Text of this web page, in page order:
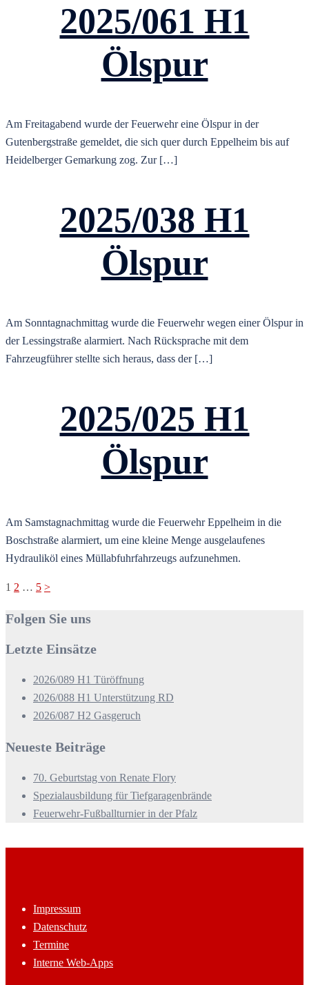
2025/061 H1
Ölspur
Am Freitagabend wurde der Feuerwehr eine Ölspur in der
Gutenbergstraße gemeldet, die sich quer durch Eppelheim bis auf
Heidelberger Gemarkung zog. Zur […]
2025/038 H1
Ölspur
Am Sonntagnachmittag wurde die Feuerwehr wegen einer Ölspur in
der Lessingstraße alarmiert. Nach Rücksprache mit dem
Fahrzeugführer stellte sich heraus, dass der […]
2025/025 H1
Ölspur
Am Samstagnachmittag wurde die Feuerwehr Eppelheim in die
Boschstraße alarmiert, um eine kleine Menge ausgelaufenes
Hydrauliköl eines Müllabfuhrfahrzeugs aufzunehmen.
Seitennummerierung
Beiträge
1 2 … 5 >
Folgen Sie uns
Letzte Einsätze
2026/089 H1 Türöffnung
2026/088 H1 Unterstützung RD
2026/087 H2 Gasgeruch
Neueste Beiträge
70. Geburtstag von Renate Flory
Spezialausbildung für Tiefgaragenbrände
Feuerwehr-Fußballturnier in der Pfalz
Impressum
Datenschutz
Termine
Interne Web-Apps